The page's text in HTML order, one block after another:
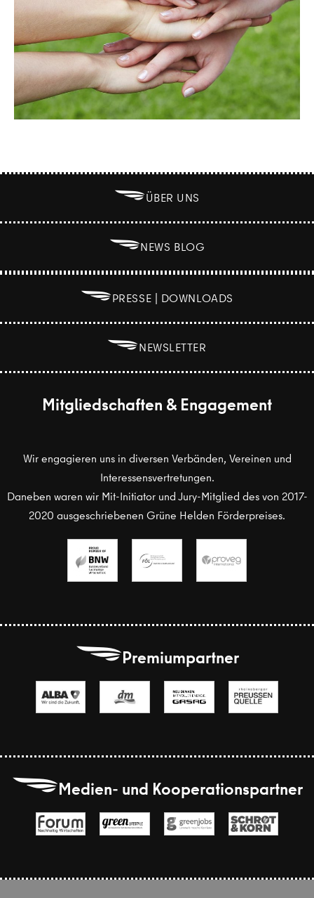
BÜBER UNS
BNEWS BLOG
BPRESSE | DOWNLOADS
BNEWSLETTER
Mitgliedschaften & Engagement
Wir engagieren uns in diversen Verbänden, Vereinen und
Interessensvertretungen.
Daneben waren wir Mit-Initiator und Jury-Mitglied des von 2017-
2020 ausgeschriebenen Grüne Helden Förderpreises.
BPremiumpartner
BMedien- und Kooperationspartner